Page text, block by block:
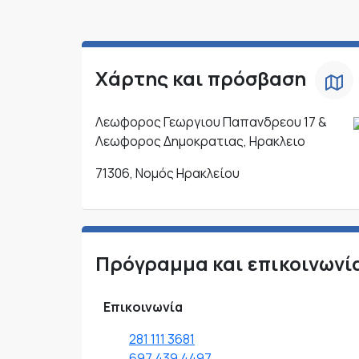
Χάρτης και πρόσβαση
Λεωφορος Γεωργιου Παπανδρεου 17 &
Λεωφορος Δημοκρατιας, Ηρακλειο
71306, Νομός Ηρακλείου
Πρόγραμμα και
Επικοινωνία
281 111 3681